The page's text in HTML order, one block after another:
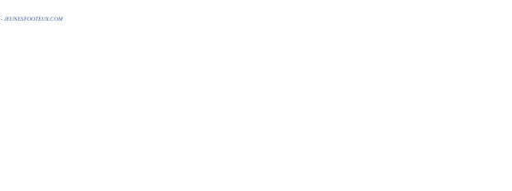
- JEUNESFOOTEUX.COM